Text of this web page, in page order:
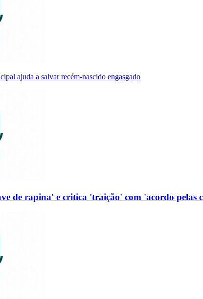
ajuda a salvar recém-nascido engasgado
de rapina' e critica 'traição' com 'acordo pelas